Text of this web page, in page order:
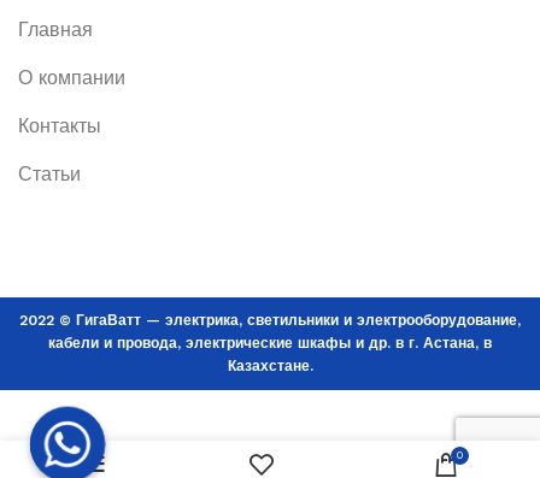
Главная
О компании
Контакты
Статьи
2022 © ГигаВатт — электрика, светильники и электрооборудование,
кабели и провода, электрические шкафы и др. в г. Астана, в
Казахстане.
кабельный
медный луженый
В КОРЗИНУ
0